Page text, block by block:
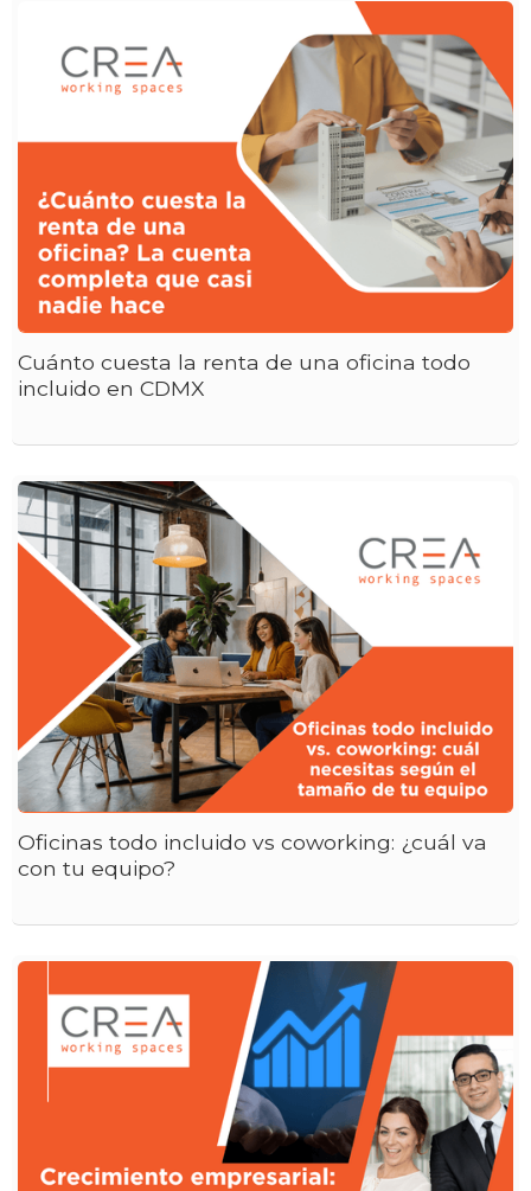
Cuánto cuesta la renta de una oficina todo
incluido en CDMX
Oficinas todo incluido vs coworking: ¿cuál va
con tu equipo?